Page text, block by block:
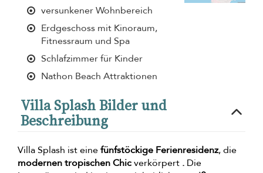
versunkener Wohnbereich
Erdgeschoss mit Kinoraum,
Fitnessraum und Spa
Schlafzimmer für Kinder
Nathon Beach Attraktionen
Villa Splash Bilder und
Beschreibung
Villa Splash ist einefünfstöckige Ferienresidenz, die
modernen tropischen Chicverkörpert . Die